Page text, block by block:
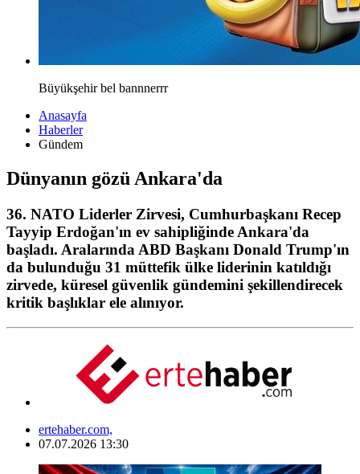
Büyükşehir bel bannnerrr
Anasayfa
Haberler
Gündem
Dünyanın gözü Ankara'da
36. NATO Liderler Zirvesi, Cumhurbaşkanı Recep
Tayyip Erdoğan'ın ev sahipliğinde Ankara'da
başladı. Aralarında ABD Başkanı Donald Trump'ın
da bulunduğu 31 müttefik ülke liderinin katıldığı
zirvede, küresel güvenlik gündemini şekillendirecek
kritik başlıklar ele alınıyor.
ertehaber.com,
07.07.2026 13:30